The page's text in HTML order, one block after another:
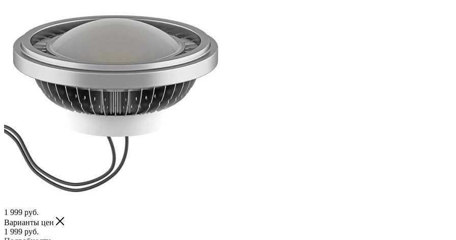
1 999 руб.
Варианты цен
1 999 руб.